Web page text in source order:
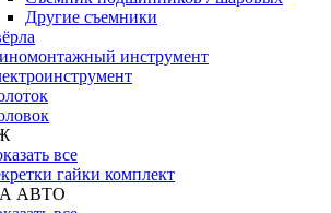
Другие съемники
инструмент
все
гайки комплект
АВТО